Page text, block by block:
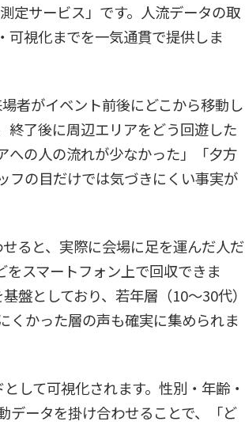
定サービス」です。人流データの取
可視化までを一気通貫で提供しま
者がイベント前後にどこから移動し
終了後に周辺エリアをどう回遊した
への人の流れが少なかった」「夕方
フの目だけでは気づきにくい事実が
ると、実際に会場に足を運んだ人だ
スマートフォン上で回収できま
盤としており、若年層（10〜30代）
くかった層の声も確実に集められま
して可視化されます。性別・年齢・
データを掛け合わせることで、「ど